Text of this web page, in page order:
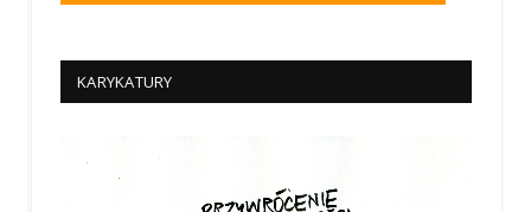
KARYKATURY